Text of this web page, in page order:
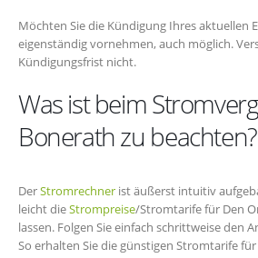
Möchten Sie die Kündigung Ihres aktuellen
eigenständig vornehmen, auch möglich.
Kündigungsfrist nicht.
Was ist beim
Bonerath zu beachten?
DerStromrechner ist äußerst intuitiv
leicht dieStrompreise/Stromtarife für Den
lassen. Folgen Sie einfach schrittweise den
So erhalten Sie die günstigen Stromtarife